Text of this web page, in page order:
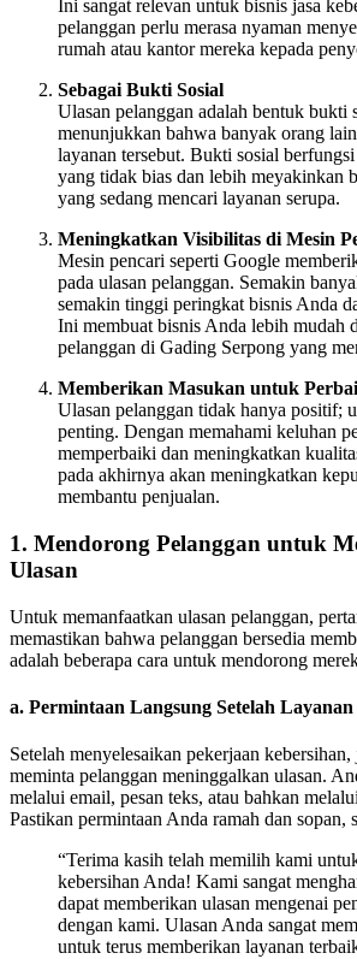
Ini sangat relevan untuk bisnis jasa
pelanggan perlu merasa nyaman
rumah atau kantor mereka kepada
Sebagai Bukti Sosial
Ulasan pelanggan adalah bentuk bukti
menunjukkan bahwa banyak orang
layanan tersebut. Bukti sosial
yang tidak bias dan lebih meyakinkan
yang sedang mencari layanan serupa.
Meningkatkan Visibilitas di Mesin
Mesin pencari seperti Google
pada ulasan pelanggan. Semakin
semakin tinggi peringkat bisnis Anda
Ini membuat bisnis Anda lebih mudah
pelanggan di Gading Serpong yang
Memberikan Masukan untuk
Ulasan pelanggan tidak hanya positif;
penting. Dengan memahami keluhan
memperbaiki dan meningkatkan
pada akhirnya akan meningkatkan
membantu penjualan.
1. Mendorong Pelanggan untuk
Ulasan
Untuk memanfaatkan ulasan pelanggan,
memastikan bahwa pelanggan bersedia
adalah beberapa cara untuk mendorong
a. Permintaan Langsung Setelah Layanan
Setelah menyelesaikan pekerjaan
meminta pelanggan meninggalkan ulasan.
melalui email, pesan teks, atau bahkan
Pastikan permintaan Anda ramah dan sopan,
“Terima kasih telah memilih kami
kebersihan Anda! Kami sangat
dapat memberikan ulasan mengenai
dengan kami. Ulasan Anda sangat
untuk terus memberikan layanan